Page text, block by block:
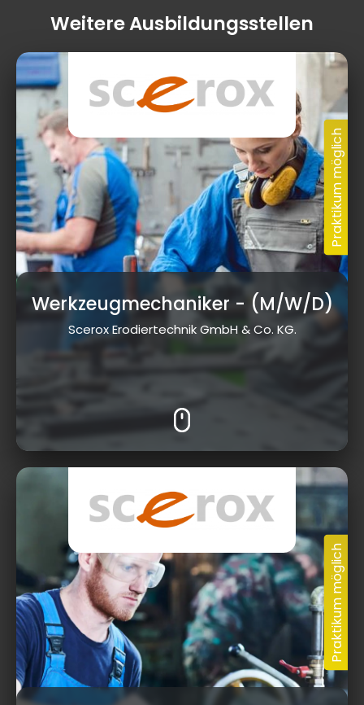
Weitere Ausbildungsstellen
Werkzeugmechaniker - (M/W/D)
Scerox Erodiertechnik GmbH & Co. KG.